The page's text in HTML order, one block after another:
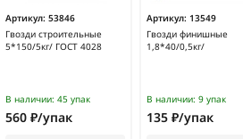
Артикул: 53846
Гвозди строительные
5*150/5кг/ ГОСТ 4028
В наличии: 45 упак
560 ₽/упак
Артикул: 13549
Гвозди финишные
1,8*40/0,5кг/
В наличии: 9 упак
135 ₽/упак